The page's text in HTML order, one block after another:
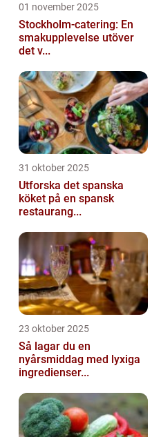
01 november 2025
Stockholm-catering: En
smakupplevelse utöver
det v...
31 oktober 2025
Utforska det spanska
köket på en spansk
restaurang...
23 oktober 2025
Så lagar du en
nyårsmiddag med lyxiga
ingredienser...